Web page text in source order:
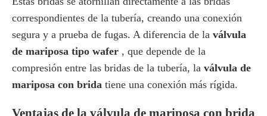
correspondientes de la tubería, creando una conexión
segura y a prueba de fugas. A diferencia de la válvula
de mariposa tipo wafer , que depende de la
compresión entre las bridas de la tubería, la válvula de
mariposa con brida tiene una conexión más rígida.
Ventajas de la válvula de mariposa con brida